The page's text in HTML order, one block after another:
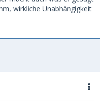
wirkliche Unabhängigkeit